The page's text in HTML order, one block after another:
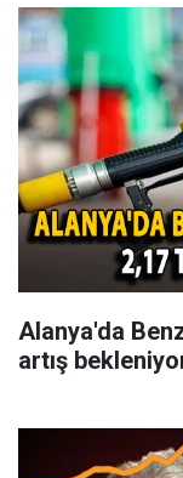
Alanya'da
artış